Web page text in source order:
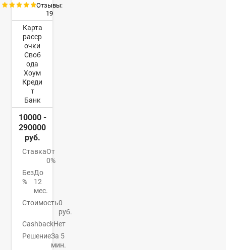
Отзывы:
19
Карта
расср
очки
Своб
ода
Хоум
Креди
т
Банк
10000 -
290000
руб.
СтавкаОт
0%
Без
%
До
12
мес.
Стоимость0
руб.
CashbackНет
РешениеЗа 5
мин.